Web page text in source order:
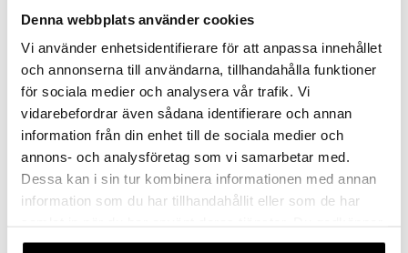
Denna webbplats använder cookies
Vi använder enhetsidentifierare för att anpassa innehållet
och annonserna till användarna, tillhandahålla funktioner
för sociala medier och analysera vår trafik. Vi
vidarebefordrar även sådana identifierare och annan
information från din enhet till de sociala medier och
annons- och analysföretag som vi samarbetar med.
Dessa kan i sin tur kombinera informationen med annan
information som du har tillhandahållit eller som de har
våra cookies vid fortsatt användande av vår webbplats.
Saatavana useana vaihtoehtona
Lyngby Rhombe Color Kulho 11cm
LYNGBY PORCELÆN
€
Saatavana useana vaihtoehtona
LYNGBY PORCELÆN
19,90 21,80